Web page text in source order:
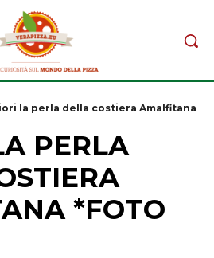
la perla della costiera Amalfitana
PERLA
*FOTO